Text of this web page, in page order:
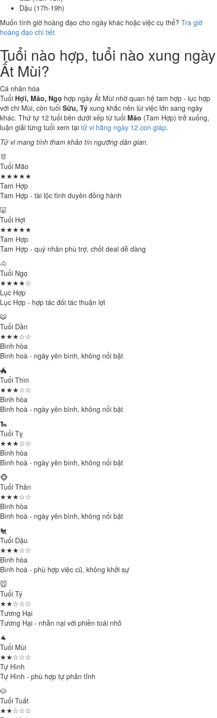
Dậu (17h-19h)
Muốn tính giờ hoàng đạo cho ngày khác hoặc việc cụ thể? Tra giờ
hoàng đạo chi tiết
Tuổi nào hợp, tuổi nào xung ngày
Ất Mùi?
Cá nhân hóa
Tuổi Hợi, Mão, Ngọ hợp ngày Ất Mùi nhờ quan hệ tam hợp - lục hợp
với chi Mùi, còn tuổi Sửu, Tý xung khắc nên lùi việc lớn sang ngày
khác. Thứ tự 12 tuổi bên dưới xếp từ tuổi Mão (Tam Hợp) trở xuống,
luận giải từng tuổi xem tại tử vi hằng ngày 12 con giáp.
Tử vi mang tính tham khảo tín ngưỡng dân gian.
🐰
Tuổi Mão
★★★★★
Tam Hợp
Tam Hợp - tài lộc tình duyên đồng hành
🐷
Tuổi Hợi
★★★★★
Tam Hợp
Tam Hợp - quý nhân phù trợ, chốt deal dễ dàng
🐴
Tuổi Ngọ
★★★★☆
Lục Hợp
Lục Hợp - hợp tác đối tác thuận lợi
🐯
Tuổi Dần
★★★☆☆
Bình hòa
Bình hoà - ngày yên bình, không nổi bật
🐲
Tuổi Thìn
★★★☆☆
Bình hòa
Bình hoà - ngày yên bình, không nổi bật
🐍
Tuổi Tỵ
★★★☆☆
Bình hòa
Bình hoà - ngày yên bình, không nổi bật
🐵
Tuổi Thân
★★★☆☆
Bình hòa
Bình hoà - ngày yên bình, không nổi bật
🐔
Tuổi Dậu
★★★☆☆
Bình hòa
Bình hoà - phù hợp việc cũ, không khởi sự
🐭
Tuổi Tý
★★☆☆☆
Tương Hại
Tương Hại - nhẫn nại với phiền toái nhỏ
🐐
Tuổi Mùi
★★☆☆☆
Tự Hình
Tự Hình - phù hợp tự phản tỉnh
🐶
Tuổi Tuất
★★☆☆☆